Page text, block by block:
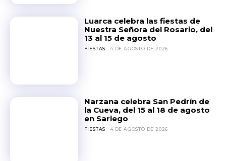
Luarca celebra las fiestas de
Nuestra Señora del Rosario, del
13 al 15 de agosto
FIESTAS 4 DE AGOSTO DE 2026
Narzana celebra San Pedrín de
la Cueva, del 15 al 18 de agosto
en Sariego
FIESTAS 4 DE AGOSTO DE 2026